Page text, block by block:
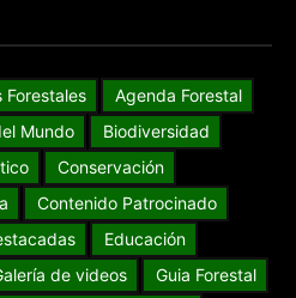
Forestales
Agenda Forestal
Mundo
Biodiversidad
Conservación
Contenido Patrocinado
Educación
de videos
Guia Forestal